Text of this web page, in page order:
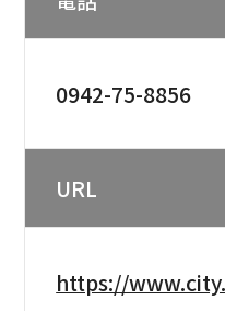
0942-75-8856
URL
https://